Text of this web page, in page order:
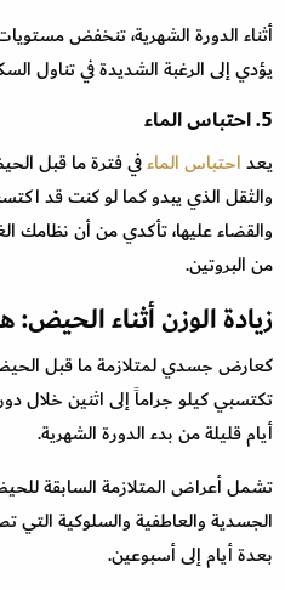
أثناء الدورة الشهرية، تنخفض
يؤدي إلى الرغبة الشديدة في تناول
5. احتباس الماء
يعداحتباس الماءفي فترة ما قبل
والثقل الذي يبدو كما لو كنت قد
والقضاء عليها، تأكدي من أن نظامك
من البروتين.
زيادة الوزن أثناء
تكتسبي كيلو جراماً إلى اثنين خلال
أيام قليلة من بدء الدورة الشهرية.
تشمل أعراض المتلازمة السابقة
الجسدية والعاطفية والسلوكية التي
بعدة أيام إلى أسبوعين.